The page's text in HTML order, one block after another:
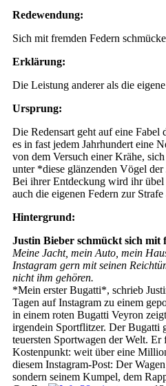
Redewendung:
Sich mit fremden Federn
Erklärung:
Die Leistung anderer als die
Ursprung:
Die Redensart geht auf eine Fabel
es in fast jedem Jahrhundert eine
von dem Versuch einer Krähe,
unter *diese glänzenden Vögel
Bei ihrer Entdeckung wird ihr
auch die eigenen Federn zur
Hintergrund:
Justin Bieber schmückt sich mit
Meine Jacht, mein Auto, mein
Instagram gern mit seinen
nicht ihm gehören.
*Mein erster Bugatti*, schrieb
Tagen auf Instagram zu einem
in einem roten Bugatti Veyron
irgendein Sportflitzer. Der Bugatti
teuersten Sportwagen der Welt.
Kostenpunkt: weit über eine
diesem Instagram-Post: Der
sondern seinem Kumpel, dem